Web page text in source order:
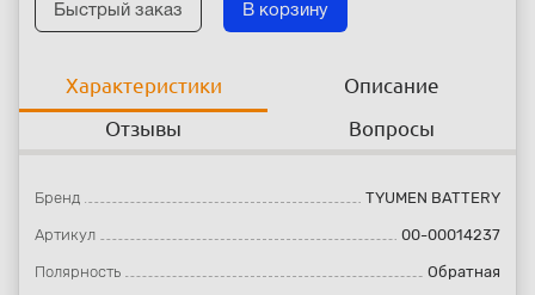
Быстрый заказ В корзину
Характеристики
Описание
Отзывы
Вопросы
Бренд TYUMEN BATTERY
Артикул 00-00014237
Полярность Обратная